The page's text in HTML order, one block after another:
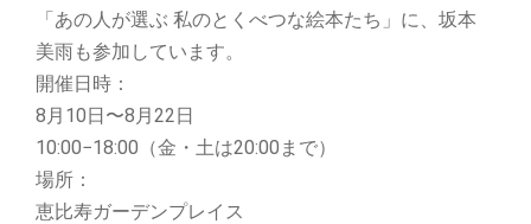
「あの人が選ぶ 私のとくべつな絵本たち」に、坂本
美雨も参加しています。
開催日時：
8月10日〜8月22日
10:00−18:00（金・土は20:00まで）
場所：
恵比寿ガーデンプレイス